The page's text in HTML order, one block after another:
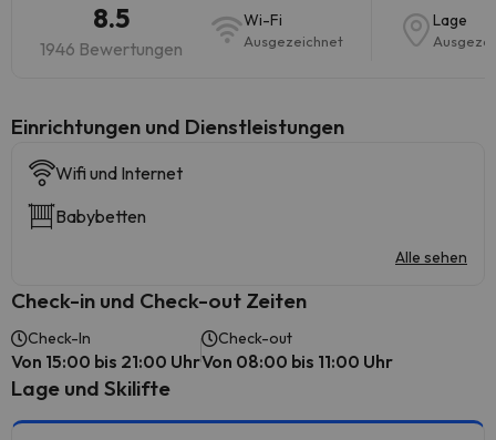
8.5
1946 Bewertungen
Wi-Fi
Ausgezeichnet
Lage
​Einrichtungen und Dienstleistungen
Wifi und Internet
Babybetten
Alle sehen
Check-in und Check-out Zeiten
Check-In
Von 15:00 bis 21:00 Uhr
Check-out
Von 08:00 bis 11:00 Uhr
Lage und Skilifte